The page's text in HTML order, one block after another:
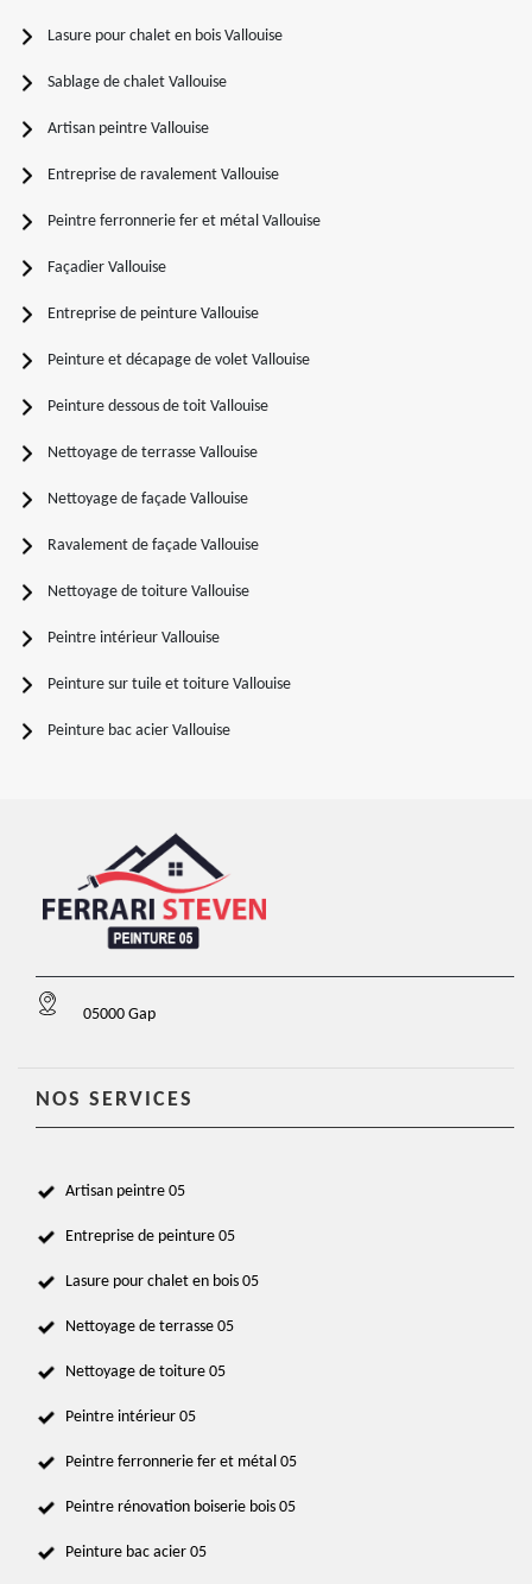
Lasure pour chalet en bois Vallouise
Sablage de chalet Vallouise
Artisan peintre Vallouise
Entreprise de ravalement Vallouise
Peintre ferronnerie fer et métal Vallouise
Façadier Vallouise
Entreprise de peinture Vallouise
Peinture et décapage de volet Vallouise
Peinture dessous de toit Vallouise
Nettoyage de terrasse Vallouise
Nettoyage de façade Vallouise
Ravalement de façade Vallouise
Nettoyage de toiture Vallouise
Peintre intérieur Vallouise
Peinture sur tuile et toiture Vallouise
Peinture bac acier Vallouise
05000 Gap
NOS SERVICES
Artisan peintre 05
Entreprise de peinture 05
Lasure pour chalet en bois 05
Nettoyage de terrasse 05
Nettoyage de toiture 05
Peintre intérieur 05
Peintre ferronnerie fer et métal 05
Peintre rénovation boiserie bois 05
Peinture bac acier 05